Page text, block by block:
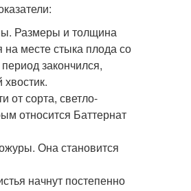
Размеры и толщина
на месте стыка плода со
закончился,
от сорта, светло-
относится Баттернат
Она становится
начнут постепенно